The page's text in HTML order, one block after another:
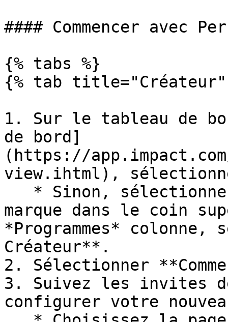
#### Commencer avec
{% tabs %}
{% tab title="Créateur"
1. Sur le tableau de
de bord]
(https://
view.ihtml),
marque dans le coin
*Programmes*
Créateur**.
2. Sélectionner
3. Suivez les invites
configurer votre